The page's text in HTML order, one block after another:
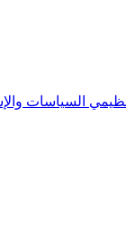
السياسات